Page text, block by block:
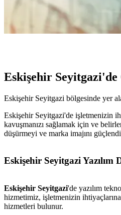
Eskişehir Seyitgazi'de
Eskişehir Seyitgazi bölgesinde yer
Eskişehir Seyitgazi'de işletmenizin
kavuşmanızı sağlamak için ve
düşürmeyi ve marka imajını
Eskişehir Seyitgazi Yazılım
Eskişehir Seyitgazi'de yazılım
hizmetimiz, işletmenizin
hizmetleri bulunur.